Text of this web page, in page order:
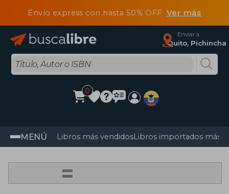
Envío express con hasta 50% OFF Ver más
Enviar a
Quito, Pichincha
0
MENÚ Libros más vendidosLibros importados más
=